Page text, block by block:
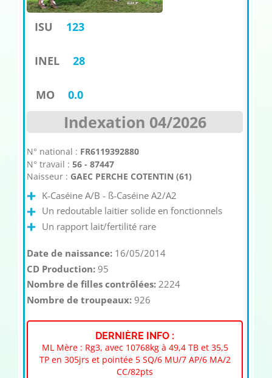
ISU 123
INEL 28
MO 0.0
Indexation 04/2026
N° national : FR6119392880
N° travail : 56 - 87447
Naisseur : GAEC PERCHE COTENTIN (61)
K-Caséine A/B - ß-Caséine A2/A2
Un redoutable laitier solide en fonctionnels
Un rapport lait/fertilité rare
Date de naissance: 16/05/2014
CD Production:95
Nombre de filles contrôlées:2224
Nombre de troupeaux:926
DERNIÈRE INFO :
ML Mère : Rg3, avec 10768kg à 49,4 TB et 35,5
TP en 305jrs et pointée 5 SQ/6 MU/7 AP/6 MA/2
CC/82pts